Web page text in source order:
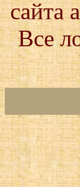
сайта
Все